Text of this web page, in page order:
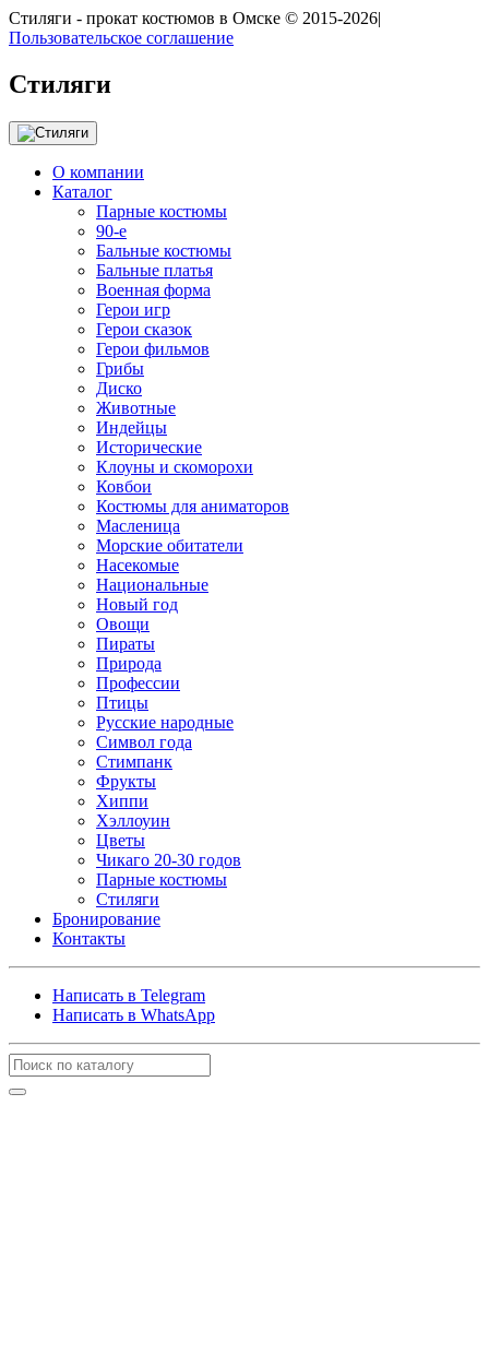
Стиляги - прокат костюмов в Омске © 2015-2026|
Пользовательское соглашение
Стиляги
О компании
Каталог
Парные костюмы
90-е
Бальные костюмы
Бальные платья
Военная форма
Герои игр
Герои сказок
Герои фильмов
Грибы
Диско
Животные
Индейцы
Исторические
Клоуны и скоморохи
Ковбои
Костюмы для аниматоров
Масленица
Морские обитатели
Насекомые
Национальные
Новый год
Овощи
Пираты
Природа
Профессии
Птицы
Русские народные
Символ года
Стимпанк
Фрукты
Хиппи
Хэллоуин
Цветы
Чикаго 20-30 годов
Парные костюмы
Стиляги
Бронирование
Контакты
Написать в Telegram
Написать в WhatsApp